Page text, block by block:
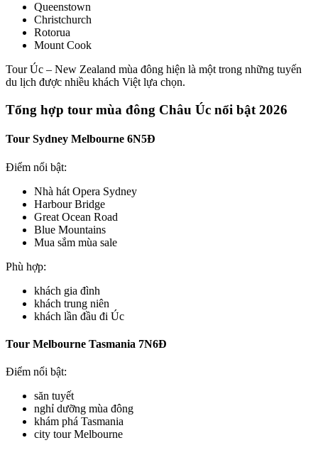
Queenstown
Christchurch
Rotorua
Mount Cook
Tour Úc – New Zealand mùa đông hiện là một trong những tuyến
du lịch được nhiều khách Việt lựa chọn.
Tổng hợp tour mùa đông Châu Úc nổi bật 2026
Tour Sydney Melbourne 6N5Đ
Điểm nổi bật:
Nhà hát Opera Sydney
Harbour Bridge
Great Ocean Road
Blue Mountains
Mua sắm mùa sale
Phù hợp:
khách gia đình
khách trung niên
khách lần đầu đi Úc
Tour Melbourne Tasmania 7N6Đ
Điểm nổi bật:
săn tuyết
nghỉ dưỡng mùa đông
khám phá Tasmania
city tour Melbourne